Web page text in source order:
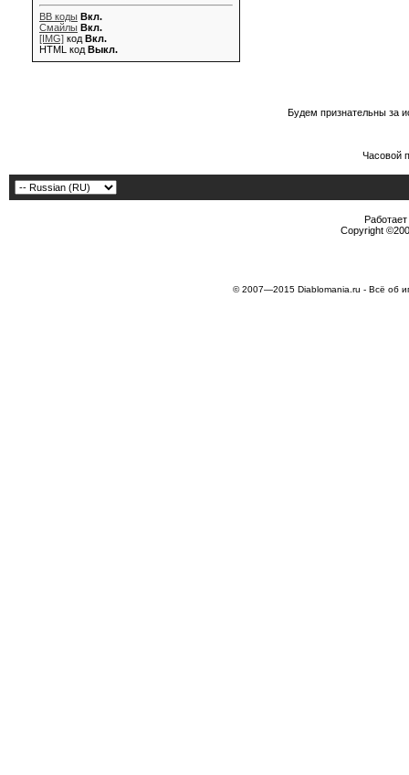
BB коды Вкл.
Смайлы Вкл.
[IMG] код Вкл.
HTML код Выкл.
Будем признательны за
Часовой
Copyright
© 2007—2015 Diablomania.ru - Всё об